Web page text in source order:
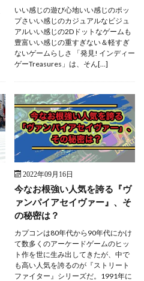
いい感じの遊び心地いい感じのポッ
プさいい感じのカジュアルなビジュ
アルいい感じの2Dドットなゲームも
豊富いい感じの重すぎない＆軽すぎ
ないゲームらしさ 「発見! インディー
ゲーTreasures」は、そん[…]
2022年09月16日
今なお根強い人気を誇る『ヴ
ァンパイアセイヴァー』、そ
の秘密は？
カプコンは80年代から90年代にかけ
て数多くのアーケードゲームのヒッ
ト作を世に生み出してきたが、中で
も高い人気を誇るのが『ストリート
ファイター』シリーズだ。1991年に